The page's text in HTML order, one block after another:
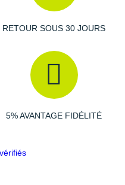
temps.
g en taille 42
RETOUR SOUS 30 JOURS
5% AVANTAGE FIDÉLITÉ